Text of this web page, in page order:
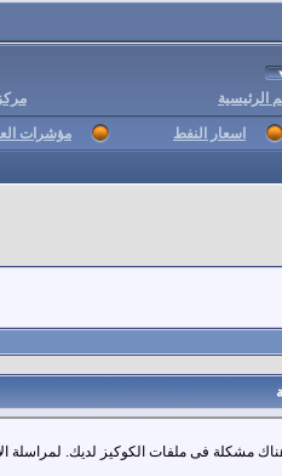
الرئيسية
اسعار النفط مؤشرات
مشكلة فى ملفات الكوكيز لديك. لمراسلة